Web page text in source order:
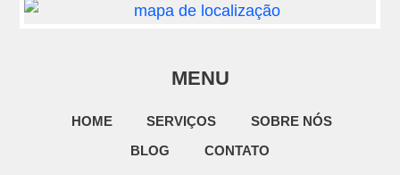
MENU
HOME SERVIÇOS
SOBRE NÓS
BLOG
CONTATO